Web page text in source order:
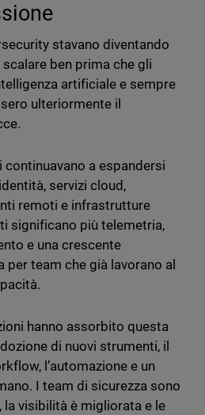
stavano diventando
ben prima che gli
artificiale e sempre
ulteriormente il
a espandersi
servizi cloud,
remoti e infrastrutture
significano più telemetria,
e una crescente
team che già lavorano al
hanno assorbito questa
di nuovi strumenti, il
l’automazione e un
I team di sicurezza sono
visibilità è migliorata e le